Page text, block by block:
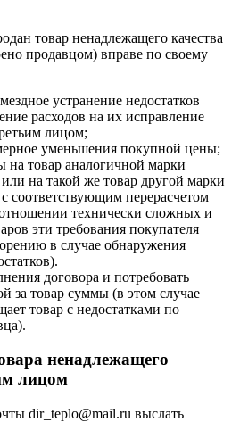
товар ненадлежащего качества
продавцом) вправе по своему
устранение недостатков
расходов на их исправление
лицом;
уменьшения покупной цены;
на товар аналогичной марки
на такой же товар другой марки
соответствующим перерасчетом
технически сложных и
эти требования покупателя
в случае обнаружения
договора и потребовать
за товар суммы (в этом случае
товар с недостатками по
ненадлежащего
лицом
dir_teplo@mail.ru выслать